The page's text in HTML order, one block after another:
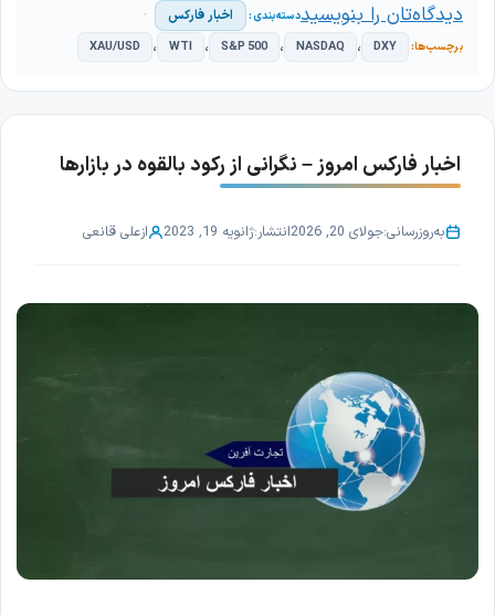
اخبار فارکس
DXY ، NASDAQ ، S&P 500 ، WTI ، XAU/USD
دیدگاه‌تان را بنویسید
اخبار فارکس امروز – نگرانی از رکود بالقوه در بازارها
به‌روزرسانی:جولای 20, 2026 انتشار:ژانویه 19, 2023 ازعلی قانعی